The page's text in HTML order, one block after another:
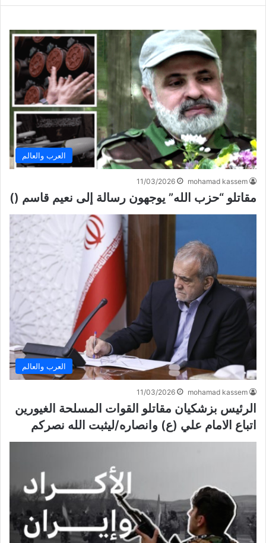
العرب والعالم
mohamad kassem
11/03/2026
مقاتلو “حزب الله” يوجهون رسالة إلى نعيم قاسم ()
العرب والعالم
mohamad kassem
11/03/2026
الرئيس بزشكيان مقاتلو القوات المسلحة الغيورين
اتباع الامام علي (ع) وانصاره/ليثبت الله نصركم